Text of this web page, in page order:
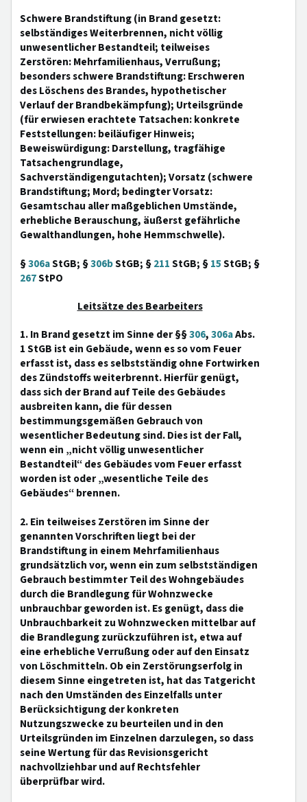
Schwere Brandstiftung (in Brand gesetzt:
selbständiges Weiterbrennen, nicht völlig
unwesentlicher Bestandteil; teilweises
Zerstören: Mehrfamilienhaus, Verrußung;
besonders schwere Brandstiftung: Erschweren
des Löschens des Brandes, hypothetischer
Verlauf der Brandbekämpfung); Urteilsgründe
(für erwiesen erachtete Tatsachen: konkrete
Feststellungen: beiläufiger Hinweis;
Beweiswürdigung: Darstellung, tragfähige
Tatsachengrundlage,
Sachverständigengutachten); Vorsatz (schwere
Brandstiftung; Mord; bedingter Vorsatz:
Gesamtschau aller maßgeblichen Umstände,
erhebliche Berauschung, äußerst gefährliche
Gewalthandlungen, hohe Hemmschwelle).
§306aStGB; §306bStGB; §211StGB; §15StGB; §
267StPO
Leitsätze des Bearbeiters
1. In Brand gesetzt im Sinne der §§306,306aAbs.
1 StGB ist ein Gebäude, wenn es so vom Feuer
erfasst ist, dass es selbstständig ohne Fortwirken
des Zündstoffs weiterbrennt. Hierfür genügt,
dass sich der Brand auf Teile des Gebäudes
ausbreiten kann, die für dessen
bestimmungsgemäßen Gebrauch von
wesentlicher Bedeutung sind. Dies ist der Fall,
wenn ein „nicht völlig unwesentlicher
Bestandteil“ des Gebäudes vom Feuer erfasst
worden ist oder „wesentliche Teile des
Gebäudes“ brennen.
2. Ein teilweises Zerstören im Sinne der
genannten Vorschriften liegt bei der
Brandstiftung in einem Mehrfamilienhaus
grundsätzlich vor, wenn ein zum selbstständigen
Gebrauch bestimmter Teil des Wohngebäudes
durch die Brandlegung für Wohnzwecke
unbrauchbar geworden ist. Es genügt, dass die
Unbrauchbarkeit zu Wohnzwecken mittelbar auf
die Brandlegung zurückzuführen ist, etwa auf
eine erhebliche Verrußung oder auf den Einsatz
von Löschmitteln. Ob ein Zerstörungserfolg in
diesem Sinne eingetreten ist, hat das Tatgericht
nach den Umständen des Einzelfalls unter
Berücksichtigung der konkreten
Nutzungszwecke zu beurteilen und in den
Urteilsgründen im Einzelnen darzulegen, so dass
seine Wertung für das Revisionsgericht
nachvollziehbar und auf Rechtsfehler
überprüfbar wird.